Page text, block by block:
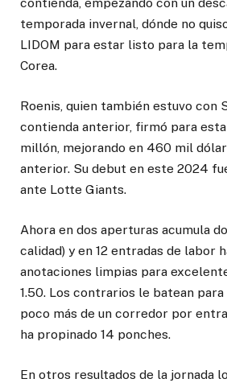
temporada invernal, dónde no
LIDOM para estar listo para la
Corea.
Roenis, quien también estuvo con
contienda anterior, firmó para
millón, mejorando en 460 mil
anterior. Su debut en este 2024
ante Lotte Giants.
Ahora en dos aperturas acumula
calidad) y en 12 entradas de labor
anotaciones limpias para
1.50. Los contrarios le batean para
poco más de un corredor por
ha propinado 14 ponches.
En otros resultados de la jornada